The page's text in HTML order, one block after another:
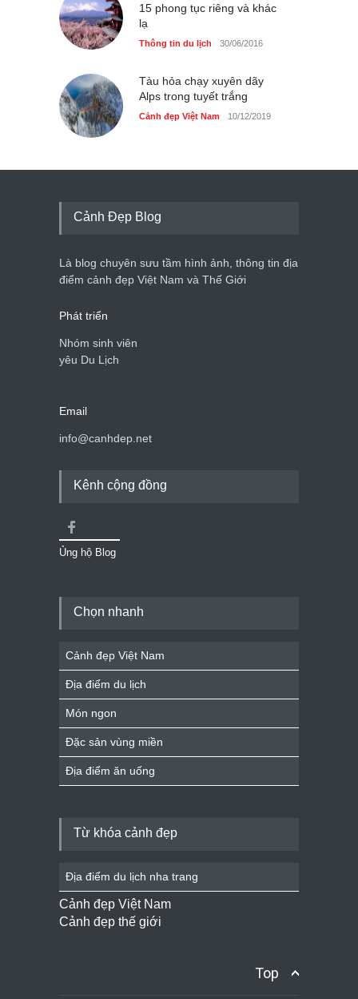
15 phong tục riêng và khác
lạ
Thông tin du lịch 30/06/2016
Tàu hỏa chạy xuyên dãy
Alps trong tuyết trắng
Cảnh đẹp Việt Nam 10/12/2019
Cảnh Đẹp Blog
Là blog chuyên sưu tầm hình ảnh, thông tin địa
điểm cảnh đẹp Việt Nam và Thế Giới
Phát triển
Nhóm sinh viên
yêu Du Lịch
Email
info@canhdep.net
Kênh cộng đồng
Ủng hộ Blog
Chọn nhanh
Cảnh đẹp Việt Nam
Địa điểm du lịch
Món ngon
Đặc sản vùng miền
Địa điểm ăn uống
Từ khóa cảnh đẹp
Địa điểm du lịch nha trang
Cảnh đẹp Việt Nam
Cảnh đẹp thế giới
Top